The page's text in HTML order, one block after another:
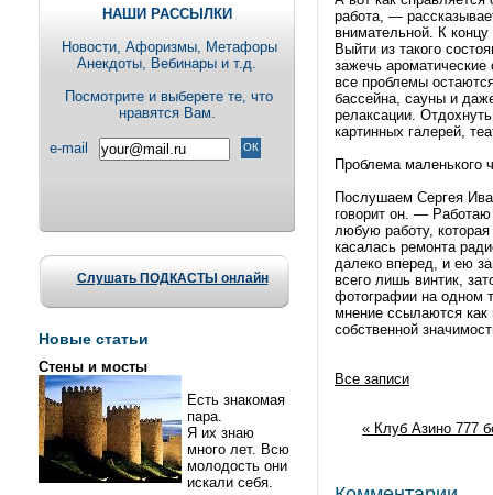
НАШИ РАССЫЛКИ
Новости, Aфоризмы, Метафоры
Анекдоты, Вебинары и т.д.
Посмотрите и выберете те, что
нравятся Вам.
e-mail
Слушать ПОДКАСТЫ онлайн
Новые статьи
Стены и мосты
Есть знакомая
пара.
Я их знаю
много лет. Всю
молодость они
искали себя.
работа, —
внимательной. К
Выйти из такого
зажечь
все проблемы
бассейна, сауны и
релаксации.
картинных галерей,
Проблема маленького
Послушаем Сергея
говорит он. —
любую работу,
касалась ремонта
далеко вперед, и ею
всего лишь винтик,
фотографии на одном
мнение ссылаются как
собственной
Все записи
« Клуб Азино 777